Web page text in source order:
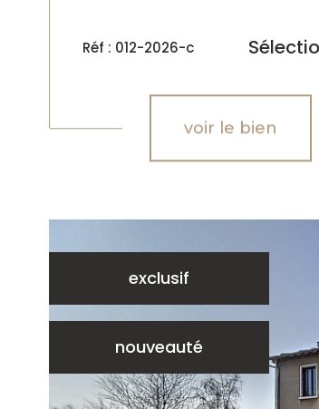
Réf : 012-2026-c
voir le bien
exclusif
nouveauté